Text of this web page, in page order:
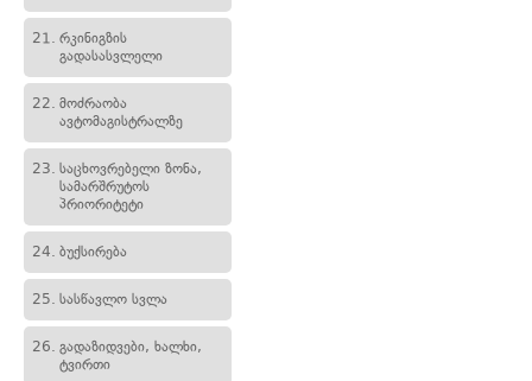
21. რკინიგზის
გადასასვლელი
22. მოძრაობა
ავტომაგისტრალზე
23. საცხოვრებელი ზონა,
სამარშრუტოს
პრიორიტეტი
24. ბუქსირება
25. სასწავლო სვლა
26. გადაზიდვები, ხალხი,
ტვირთი